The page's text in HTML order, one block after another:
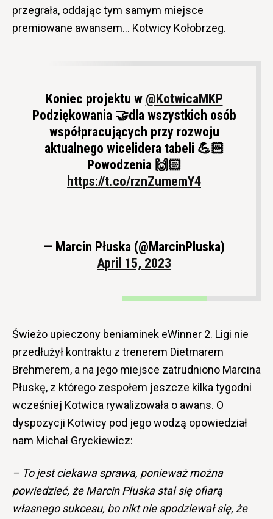
przegrała, oddając tym samym miejsce
premiowane awansem… Kotwicy Kołobrzeg.
Koniec projektu w @KotwicaMKP
Podziękowania 🤝dla wszystkich osób
współpracujących przy rozwoju
aktualnego wicelidera tabeli 💪🏻
Powodzenia 🙌🏻
https://t.co/rznZumemY4
— Marcin Płuska (@MarcinPluska)
April 15, 2023
Świeżo upieczony beniaminek eWinner 2. Ligi nie
przedłużył kontraktu z trenerem Dietmarem
Brehmerem, a na jego miejsce zatrudniono Marcina
Płuskę, z którego zespołem jeszcze kilka tygodni
wcześniej Kotwica rywalizowała o awans. O
dyspozycji Kotwicy pod jego wodzą opowiedział
nam Michał Gryckiewicz:
– To jest ciekawa sprawa, ponieważ można
powiedzieć, że Marcin Płuska stał się ofiarą
własnego sukcesu, bo nikt nie spodziewał się, że